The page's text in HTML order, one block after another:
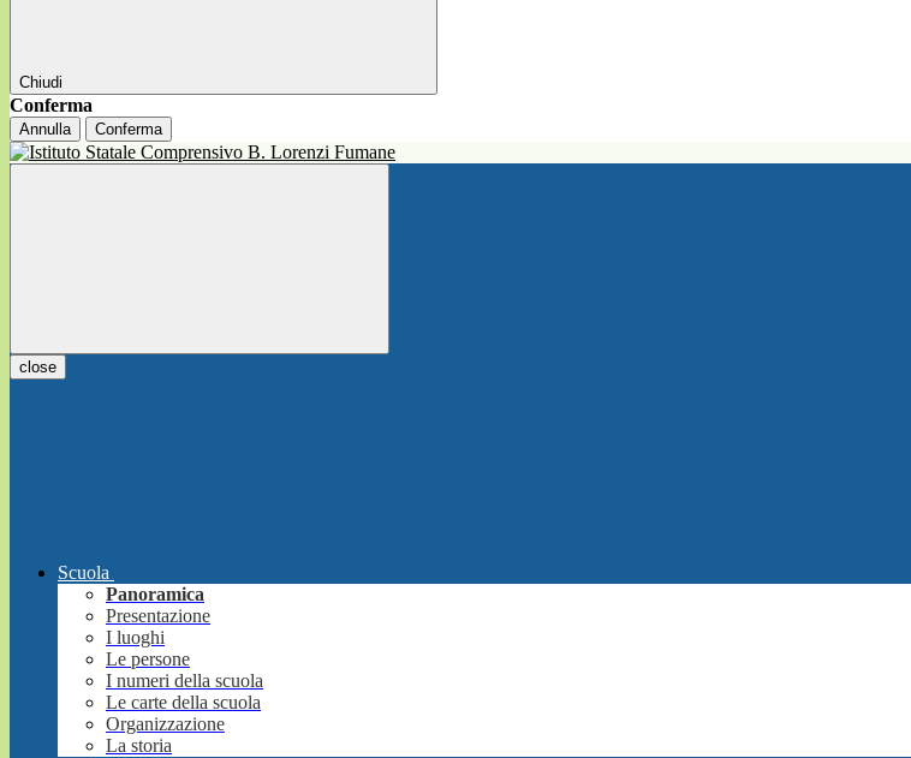
Chiudi
Conferma
Annulla Conferma
close
Scuola
Panoramica
Presentazione
I luoghi
Le persone
I numeri della scuola
Le carte della scuola
Organizzazione
La storia